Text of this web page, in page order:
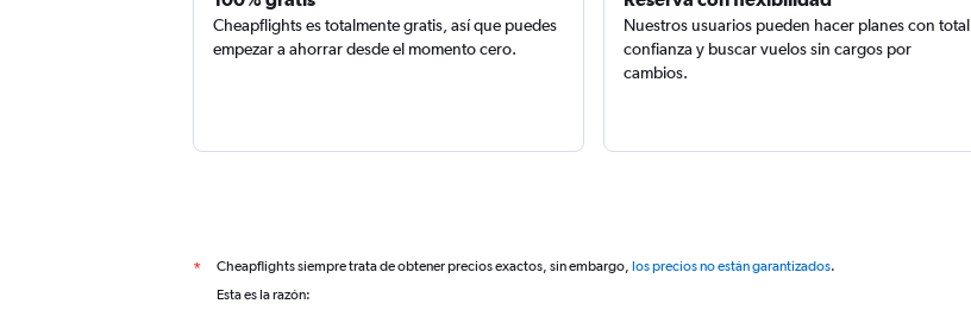
Cheapflights es totalmente gratis, así que puedes
empezar a ahorrar desde el momento cero.
Nuestros usuarios pueden hacer planes con total
confianza y buscar vuelos sin cargos por
cambios.
* Cheapflights siempre trata de obtener precios exactos, sin embargo, los precios no están garantizados.
Esta es la razón: